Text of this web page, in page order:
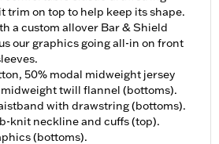
trim on top to help keep its shape.
a custom allover Bar & Shield
our graphics going all-in on front
50% modal midweight jersey
twill flannel (bottoms).
with drawstring (bottoms).
knit neckline and cuffs (top).
(bottoms).